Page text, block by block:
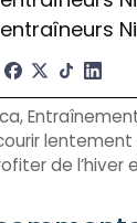
entraîneurs
,
lentement
de